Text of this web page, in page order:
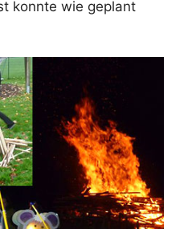
konnte wie geplant